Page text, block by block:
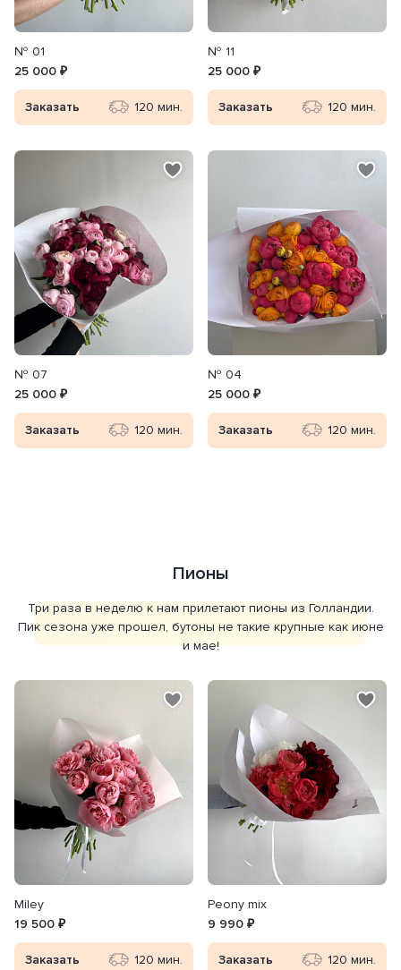
№ 01
25 000 ₽
Заказать 120 мин.
№ 11
25 000 ₽
Заказать 120 мин.
№ 07
25 000 ₽
Заказать 120 мин.
№ 04
25 000 ₽
Заказать 120 мин.
Пионы
Три раза в неделю к нам прилетают пионы из Голландии.
Пик сезона уже прошел, бутоны не такие крупные как июне
и мае!
Miley
19 500 ₽
Заказать 120 мин.
Peony mix
9 990 ₽
Заказать 120 мин.